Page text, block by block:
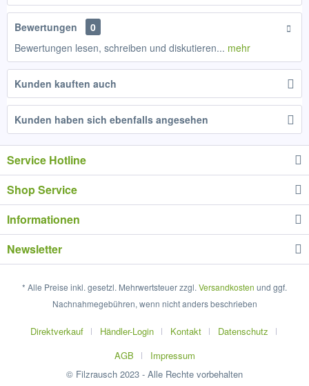
Bewertungen
0
Bewertungen lesen, schreiben und diskutieren... mehr
Kunden kauften auch
Kunden haben sich ebenfalls angesehen
Service Hotline
Shop Service
Informationen
Newsletter
* Alle Preise inkl. gesetzl. Mehrwertsteuer zzgl. Versandkosten und ggf.
Nachnahmegebühren, wenn nicht anders beschrieben
Direktverkauf Händler-Login Kontakt
Datenschutz
AGB
Impressum
© Filzrausch 2023 - Alle Rechte vorbehalten